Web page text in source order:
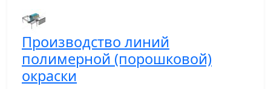
Производство линий
полимерной (порошковой)
окраски